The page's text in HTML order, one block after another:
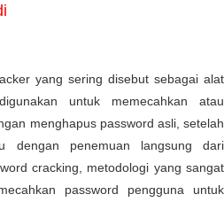
yang sering disebut sebagai alat
untuk memecahkan atau
menghapus password asli, setelah
dengan penemuan langsung dari
cracking, metodologi yang sangat
password pengguna untuk